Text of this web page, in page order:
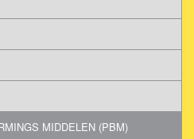
MIDDELEN (PBM)